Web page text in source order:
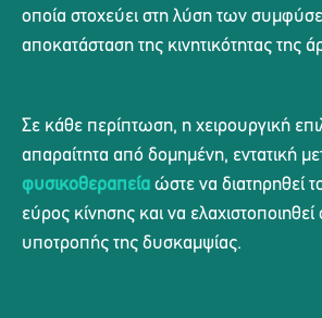
οποία στοχεύει στη λύση των
αποκατάσταση της κινητικότητας της
Σε κάθε περίπτωση, η χειρουργική
απαραίτητα από δομημένη, εντατική
φυσικοθεραπεία ώστε να διατηρηθεί
εύρος κίνησης και να
υποτροπής της δυσκαμψίας.